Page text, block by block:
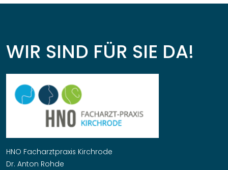
WIR SIND FÜR SIE DA!
HNO Facharztpraxis Kirchrode
Dr. Anton Rohde